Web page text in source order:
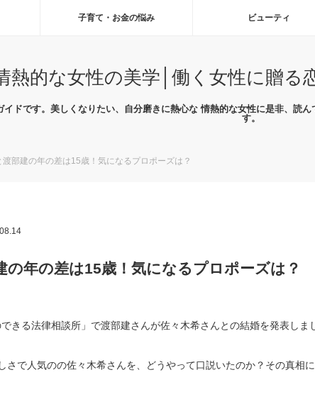
子育て・お金の悩み ビューティ
熱的な女性の美学│働く女性に贈る
ドです。美しくなりたい、自分磨きに熱心な 情熱的な女性に是非、読
す。
渡部建の年の差は15歳！気になるプロポーズは？
の年の差は15歳！気になるプロポーズは？
きる法律相談所」で渡部建さんが佐々木希さんとの結婚を発表しま
さで人気のの佐々木希さんを、どうやって口説いたのか？その真相